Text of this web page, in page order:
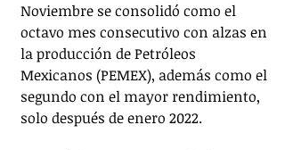
Noviembre se consolidó como el
octavo mes consecutivo con alzas en
la producción de Petróleos
Mexicanos (PEMEX), además como el
segundo con el mayor rendimiento,
solo después de enero 2022.